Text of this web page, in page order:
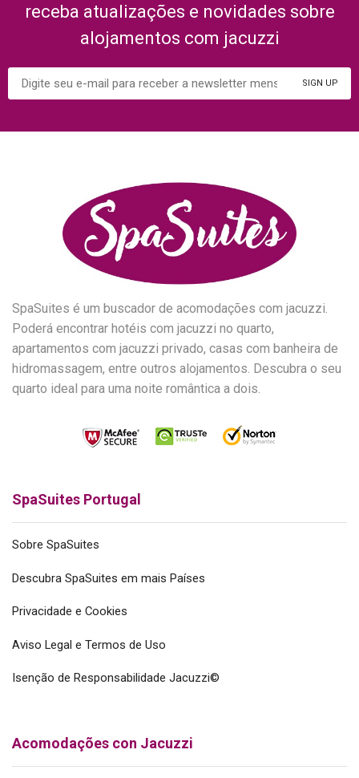
receba atualizações e novidades sobre
alojamentos com jacuzzi
SpaSuites é um buscador de acomodações com jacuzzi.
Poderá encontrar hotéis com jacuzzi no quarto,
apartamentos com jacuzzi privado, casas com banheira de
hidromassagem, entre outros alojamentos. Descubra o seu
quarto ideal para uma noite romântica a dois.
SpaSuites Portugal
Sobre SpaSuites
Descubra SpaSuites em mais Países
Privacidade e Cookies
Aviso Legal e Termos de Uso
Isenção de Responsabilidade Jacuzzi©
Acomodações con Jacuzzi